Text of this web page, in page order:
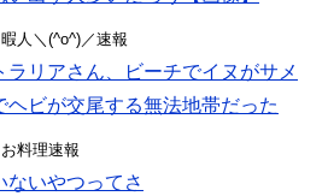
人＼(^o^)／速報
ラリアさん、ビーチでイヌがサメ
ヘビが交尾する無法地帯だった
料理速報
ないやつってさ